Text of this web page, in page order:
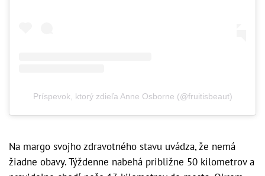
Príspevok, ktorý zdieľa Anne Osborne (@fruitisbeaut)
Na margo svojho zdravotného stavu uvádza, že nemá
žiadne obavy. Týždenne nabehá približne 50 kilometrov a